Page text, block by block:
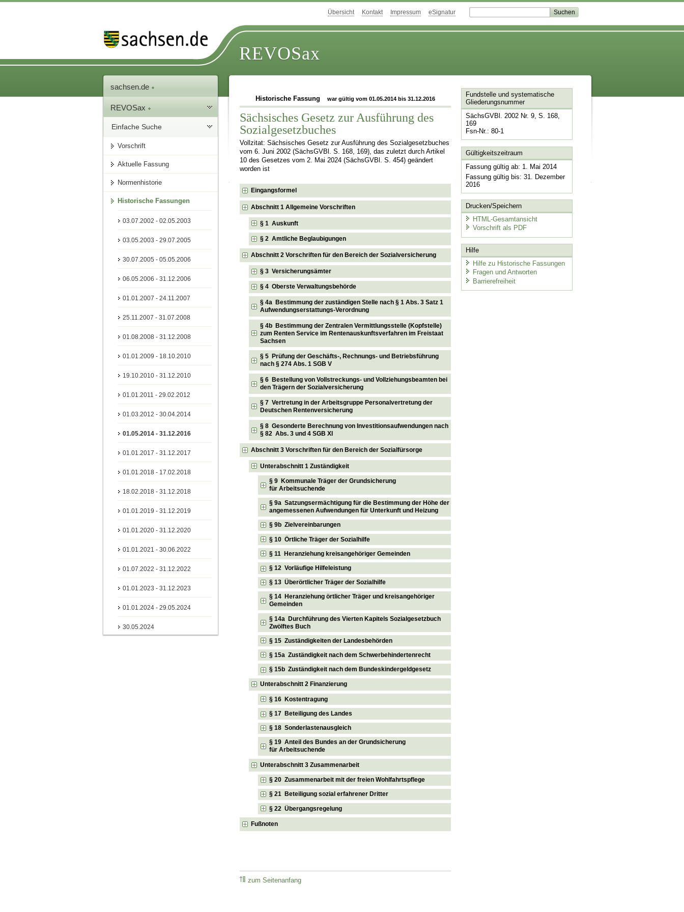
Übersicht Kontakt Impressum eSignatur
REVOSax
sachsen.de
REVOSax
Einfache Suche
Vorschrift
Aktuelle Fassung
Normenhistorie
Historische Fassungen
03.07.2002 - 02.05.2003
03.05.2003 - 29.07.2005
30.07.2005 - 05.05.2006
06.05.2006 - 31.12.2006
01.01.2007 - 24.11.2007
25.11.2007 - 31.07.2008
01.08.2008 - 31.12.2008
01.01.2009 - 18.10.2010
19.10.2010 - 31.12.2010
01.01.2011 - 29.02.2012
01.03.2012 - 30.04.2014
01.05.2014 - 31.12.2016
01.01.2017 - 31.12.2017
01.01.2018 - 17.02.2018
18.02.2018 - 31.12.2018
01.01.2019 - 31.12.2019
01.01.2020 - 31.12.2020
01.01.2021 - 30.06.2022
01.07.2022 - 31.12.2022
01.01.2023 - 31.12.2023
01.01.2024 - 29.05.2024
30.05.2024
Historische Fassung war gültig vom 01.05.2014 bis 31.12.2016
Sächsisches Gesetz zur Ausführung des
Sozialgesetzbuches
Vollzitat: Sächsisches Gesetz zur Ausführung des Sozialgesetzbuches
vom 6. Juni 2002 (SächsGVBl. S. 168, 169), das zuletzt durch Artikel
10 des Gesetzes vom 2. Mai 2024 (SächsGVBl. S. 454) geändert
worden ist
Eingangsformel
Abschnitt 1 Allgemeine Vorschriften
§ 1 Auskunft
§ 2 Amtliche Beglaubigungen
Abschnitt 2 Vorschriften für den Bereich der Sozialversicherung
§ 3 Versicherungsämter
§ 4 Oberste Verwaltungsbehörde
§ 4a Bestimmung der zuständigen Stelle nach § 1 Abs. 3 Satz 1
Aufwendungserstattungs-Verordnung
§ 4b Bestimmung der Zentralen Vermittlungsstelle (Kopfstelle)
zum Renten Service im Rentenauskunftsverfahren im Freistaat
Sachsen
§ 5 Prüfung der Geschäfts-, Rechnungs- und Betriebsführung
nach § 274 Abs. 1 SGB V
§ 6 Bestellung von Vollstreckungs- und Vollziehungsbeamten bei
den Trägern der Sozialversicherung
§ 7 Vertretung in der Arbeitsgruppe Personalvertretung der
Deutschen Rentenversicherung
§ 8 Gesonderte Berechnung von Investitionsaufwendungen nach
§ 82 Abs. 3 und 4 SGB XI
Abschnitt 3 Vorschriften für den Bereich der Sozialfürsorge
Unterabschnitt 1 Zuständigkeit
§ 9 Kommunale Träger der Grundsicherung
für Arbeitsuchende
§ 9a Satzungsermächtigung für die Bestimmung der Höhe der
angemessenen Aufwendungen für Unterkunft und Heizung
§ 9b Zielvereinbarungen
§ 10 Örtliche Träger der Sozialhilfe
§ 11 Heranziehung kreisangehöriger Gemeinden
§ 12 Vorläufige Hilfeleistung
§ 13 Überörtlicher Träger der Sozialhilfe
§ 14 Heranziehung örtlicher Träger und kreisangehöriger
Gemeinden
§ 14a Durchführung des Vierten Kapitels Sozialgesetzbuch
Zwölftes Buch
§ 15 Zuständigkeiten der Landesbehörden
§ 15a Zuständigkeit nach dem Schwerbehindertenrecht
§ 15b Zuständigkeit nach dem Bundeskindergeldgesetz
Unterabschnitt 2 Finanzierung
§ 16 Kostentragung
§ 17 Beteiligung des Landes
§ 18 Sonderlastenausgleich
§ 19 Anteil des Bundes an der Grundsicherung
für Arbeitsuchende
Unterabschnitt 3 Zusammenarbeit
§ 20 Zusammenarbeit mit der freien Wohlfahrtspflege
§ 21 Beteiligung sozial erfahrener Dritter
§ 22 Übergangsregelung
Fußnoten
zum Seitenanfang
Fundstelle und systematische
Gliederungsnummer
SächsGVBl. 2002 Nr. 9, S. 168,
169
Fsn-Nr.: 80-1
Gültigkeitszeitraum
Fassung gültig ab: 1. Mai 2014
Fassung gültig bis: 31. Dezember
2016
Drucken/Speichern
HTML-Gesamtansicht
Vorschrift als PDF
Hilfe
Hilfe zu Historische Fassungen
Fragen und Antworten
Barrierefreiheit